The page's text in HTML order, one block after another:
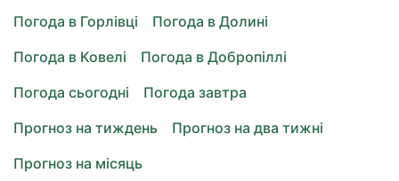
Погода в Горлівці
Погода в Долині
Погода в Ковелі
Погода в Добропіллі
Погода сьогодні
Погода завтра
Прогноз на тиждень
Прогноз на два тижні
Прогноз на місяць